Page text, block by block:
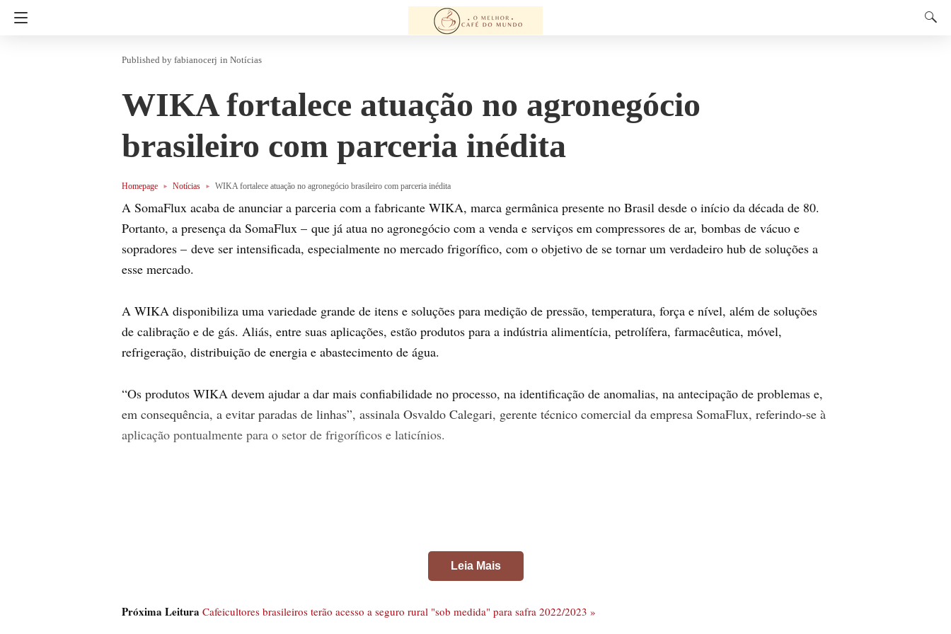
fabianocerj in Notícias
WIKA fortalece atuação no agronegócio
brasileiro com parceria inédita
Homepage Notícias WIKA fortalece atuação no agronegócio brasileiro com parceria inédita
A SomaFlux acaba de anunciar a parceria com a fabricante WIKA, marca germânica presente no Brasil desde o início da década de 80.
Portanto, a presença da SomaFlux – que já atua no agronegócio com a venda e serviços em compressores de ar, bombas de vácuo e
sopradores – deve ser intensificada, especialmente no mercado frigorífico, com o objetivo de se tornar um verdadeiro hub de soluções a
esse mercado.
A WIKA disponibiliza uma variedade grande de itens e soluções para medição de pressão, temperatura, força e nível, além de soluções
de calibração e de gás. Aliás, entre suas aplicações, estão produtos para a indústria alimentícia, petrolífera, farmacêutica, móvel,
refrigeração, distribuição de energia e abastecimento de água.
“Os produtos WIKA devem ajudar a dar mais confiabilidade no processo, na identificação de anomalias, na antecipação de problemas e,
em consequência, a evitar paradas de linhas”, assinala Osvaldo Calegari, gerente técnico comercial da empresa SomaFlux, referindo-se à
aplicação pontualmente para o setor de frigoríficos e laticínios.
Leia Mais
Próxima Leitura Cafeicultores brasileiros terão acesso a seguro rural "sob medida" para safra 2022/2023 »